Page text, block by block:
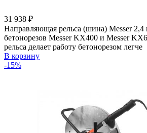
31 938 ₽
Направляющая рельса (шина) Messer 2,4
бетонорезов Messer KX400 и Messer
рельса делает работу бетонорезом легче
В корзину
-15%